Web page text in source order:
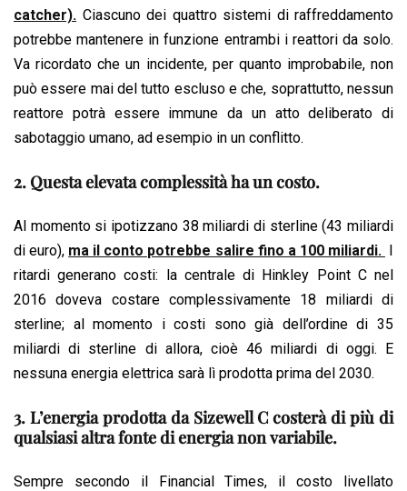
catcher). Ciascuno dei quattro sistemi di raffreddamento
potrebbe mantenere in funzione entrambi i reattori da solo.
Va ricordato che un incidente, per quanto improbabile, non
può essere mai del tutto escluso e che, soprattutto, nessun
reattore potrà essere immune da un atto deliberato di
sabotaggio umano, ad esempio in un conflitto.
2. Questa elevata complessità ha un costo.
Al momento si ipotizzano 38 miliardi di sterline (43 miliardi
di euro), ma il conto potrebbe salire fino a 100 miliardi. I
ritardi generano costi: la centrale di Hinkley Point C nel
2016 doveva costare complessivamente 18 miliardi di
sterline; al momento i costi sono già dell’ordine di 35
miliardi di sterline di allora, cioè 46 miliardi di oggi. E
nessuna energia elettrica sarà lì prodotta prima del 2030.
3. L’energia prodotta da Sizewell C costerà di più di
qualsiasi altra fonte di energia non variabile.
Sempre secondo il Financial Times, il costo livellato